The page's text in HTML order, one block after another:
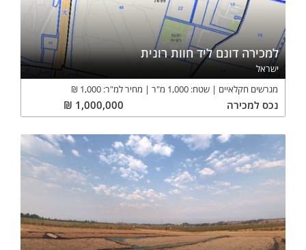
למכירה דונם ליד חוות רונית
ישראל
מגרשים חקלאיים
שטח: 1,000 מ"ר מחיר למ"ר: 1,000
₪
נכס למכירה 1,000,000
₪